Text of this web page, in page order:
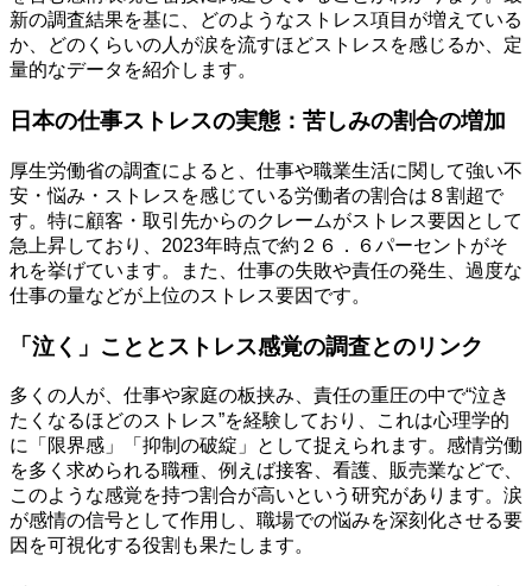
新の調査結果を基に、どのようなストレス項目が増えている
か、どのくらいの人が涙を流すほどストレスを感じるか、定
量的なデータを紹介します。
日本の仕事ストレスの実態：苦しみの割合の増加
厚生労働省の調査によると、仕事や職業生活に関して強い不
安・悩み・ストレスを感じている労働者の割合は８割超で
す。特に顧客・取引先からのクレームがストレス要因として
急上昇しており、2023年時点で約２６．６パーセントがそ
れを挙げています。また、仕事の失敗や責任の発生、過度な
仕事の量などが上位のストレス要因です。
「泣く」こととストレス感覚の調査とのリンク
多くの人が、仕事や家庭の板挟み、責任の重圧の中で“泣き
たくなるほどのストレス”を経験しており、これは心理学的
に「限界感」「抑制の破綻」として捉えられます。感情労働
を多く求められる職種、例えば接客、看護、販売業などで、
このような感覚を持つ割合が高いという研究があります。涙
が感情の信号として作用し、職場での悩みを深刻化させる要
因を可視化する役割も果たします。